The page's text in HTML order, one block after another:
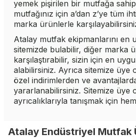
yemek pişirilen bir mutfağa
mutfağınız için a’dan z’ye tüm
marka ürünlerle
Atalay mutfak ekipmanlarını en
sitemizde bulabilir, diğer marka
karşılaştırabilir, sizin için en
alabilirsiniz. Ayrıca sitemize üye
özel indirimlerden ve
yararlanabilirsiniz. Sitemize üye
ayrıcalıklarıyla tanışmak için
Atalay Endüstriyel Mutfak